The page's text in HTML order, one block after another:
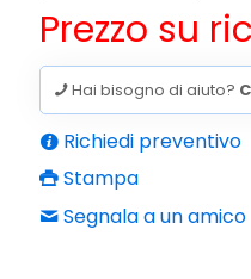
Prezzo su
Hai bisogno di aiuto?
Richiedi preventivo
Stampa
Segnala a un amico